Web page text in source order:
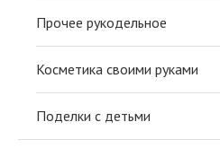
Прочее рукодельное
Косметика своими руками
Поделки с детьми